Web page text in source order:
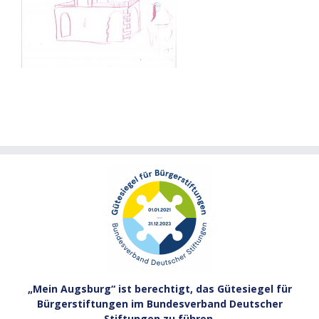
„Mein Augsburg“ ist berechtigt, das Gütesiegel für
Bürgerstiftungen im Bundesverband Deutscher